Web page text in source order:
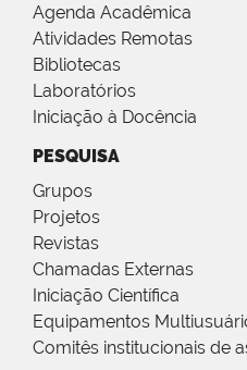
Agenda Acadêmica
Atividades Remotas
Bibliotecas
Laboratórios
Iniciação à Docência
PESQUISA
Grupos
Projetos
Revistas
Chamadas Externas
Iniciação Científica
Equipamentos
Comitês institucionais de